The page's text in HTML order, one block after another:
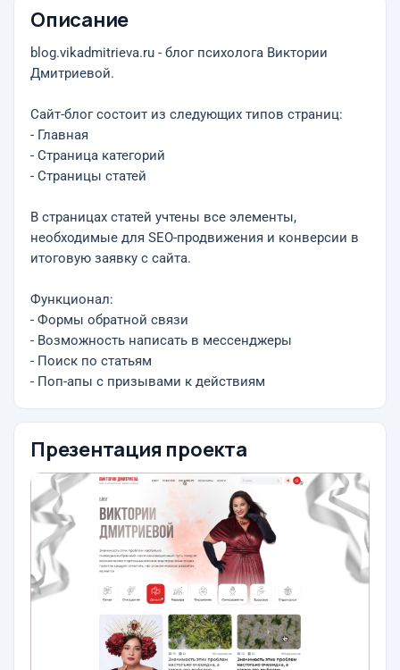
Описание
blog.vikadmitrieva.ru - блог психолога Виктории
Дмитриевой.
Сайт-блог состоит из следующих типов страниц:
- Главная
- Страница категорий
- Страницы статей
В страницах статей учтены все элементы,
необходимые для SEO-продвижения и конверсии в
итоговую заявку с сайта.
Функционал:
- Формы обратной связи
- Возможность написать в мессенджеры
- Поиск по статьям
- Поп-апы с призывами к действиям
Презентация проекта